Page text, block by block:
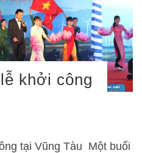
khởi công
tại Vũng Tàu Một buổi